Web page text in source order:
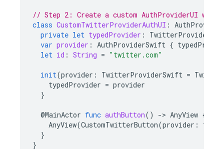
// Step 2: Create a custom AuthProviderUI
class CustomTwitterProviderAuthUI :
private let typedProvider :
var provider : AuthProviderSwift {
let id : String = "twitter.com"
init(provider : TwitterProviderSwift =
typedProvider = provider
}
@MainActor func authButton() -> AnyView {
AnyView(CustomTwitterButton(provider :
}
}